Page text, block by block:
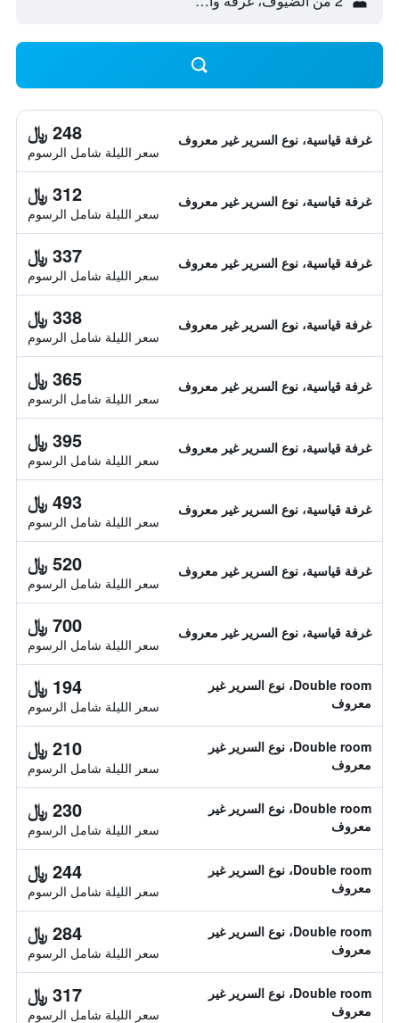
غرفة قياسية، نوع السرير غير معروف 248 ﷼
سعر الليلة شامل الرسوم
غرفة قياسية، نوع السرير غير معروف 312 ﷼
سعر الليلة شامل الرسوم
غرفة قياسية، نوع السرير غير معروف 337 ﷼
سعر الليلة شامل الرسوم
غرفة قياسية، نوع السرير غير معروف 338 ﷼
سعر الليلة شامل الرسوم
غرفة قياسية، نوع السرير غير معروف 365 ﷼
سعر الليلة شامل الرسوم
غرفة قياسية، نوع السرير غير معروف 395 ﷼
سعر الليلة شامل الرسوم
غرفة قياسية، نوع السرير غير معروف 493 ﷼
سعر الليلة شامل الرسوم
غرفة قياسية، نوع السرير غير معروف 520 ﷼
سعر الليلة شامل الرسوم
غرفة قياسية، نوع السرير غير معروف 700 ﷼
سعر الليلة شامل الرسوم
Double room، نوع السرير غير
معروف
194 ﷼
سعر الليلة شامل الرسوم
Double room، نوع السرير غير
معروف
210 ﷼
سعر الليلة شامل الرسوم
Double room، نوع السرير غير
معروف
230 ﷼
سعر الليلة شامل الرسوم
Double room، نوع السرير غير
معروف
244 ﷼
سعر الليلة شامل الرسوم
Double room، نوع السرير غير
معروف
284 ﷼
سعر الليلة شامل الرسوم
Double room، نوع السرير غير
معروف
317 ﷼
سعر الليلة شامل الرسوم